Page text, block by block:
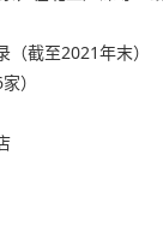
截至2021年末）
）